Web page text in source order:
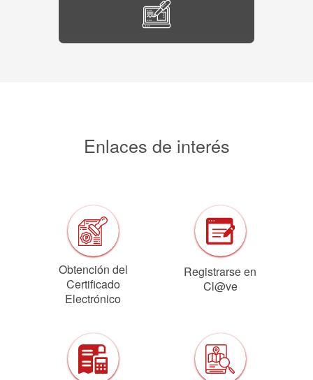
Enlaces de interés
Obtención del
Certificado
Electrónico
Registrarse en
Cl@ve